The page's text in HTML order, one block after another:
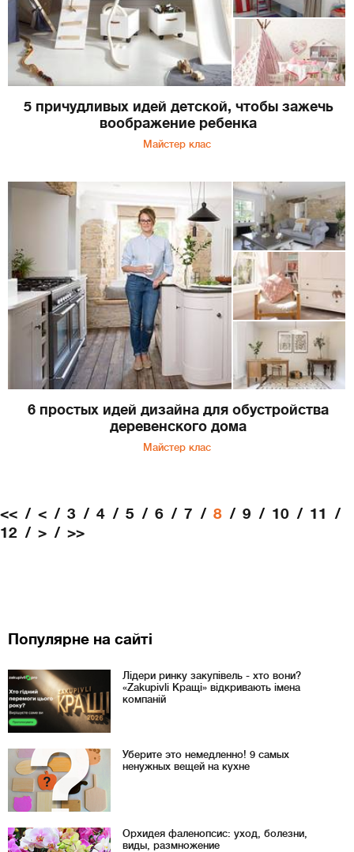
5 причудливых идей детской, чтобы зажечь
воображение ребенка
Майстер клас
6 простых идей дизайна для обустройства
деревенского дома
Майстер клас
<< < 3 4 5 6 7 8 9 10
11
12
> >>
Популярне на сайті
Лідери ринку закупівель - хто вони?
«Zakupivli Кращі» відкривають імена
компаній
Уберите это немедленно! 9 самых
ненужных вещей на кухне
Орхидея фаленопсис: уход, болезни,
виды, размножение